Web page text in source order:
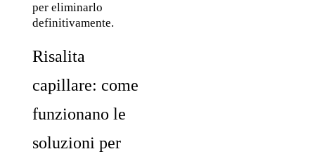
per eliminarlo
definitivamente.
Risalita
capillare: come
funzionano le
soluzioni per